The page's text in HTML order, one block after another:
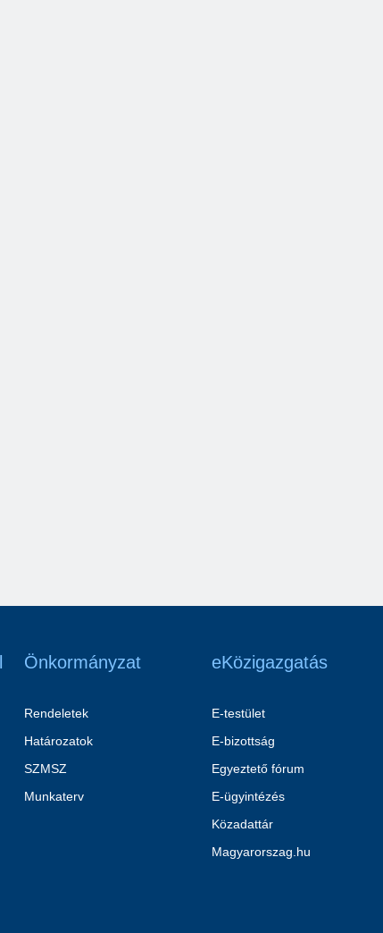
Önkormányzat
Rendeletek
Határozatok
SZMSZ
Munkaterv
eKözigazgatás
E-testület
E-bizottság
Egyeztető fórum
E-ügyintézés
Közadattár
Magyarorszag.hu